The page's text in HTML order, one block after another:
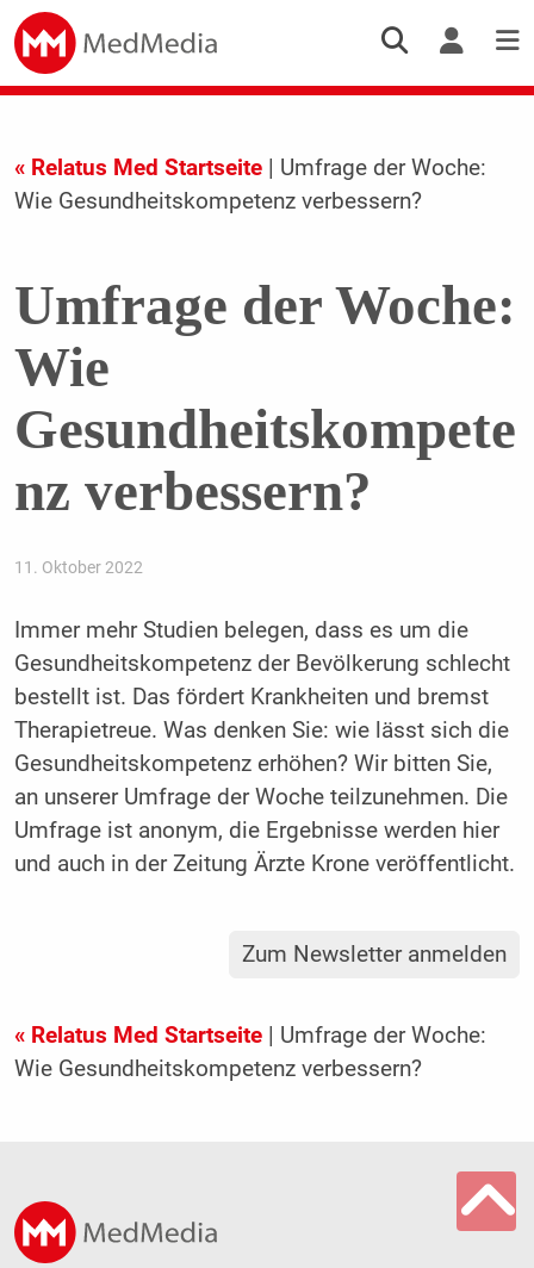
« Relatus Med Startseite| Umfrage der Woche:
Wie Gesundheitskompetenz verbessern?
Umfrage der Woche:
Wie
Gesundheitskompete
nz verbessern?
11. Oktober 2022
Immer mehr Studien belegen, dass es um die
Gesundheitskompetenz der Bevölkerung schlecht
bestellt ist. Das fördert Krankheiten und bremst
Therapietreue. Was denken Sie: wie lässt sich die
Gesundheitskompetenz erhöhen? Wir bitten Sie,
an unserer Umfrage der Woche teilzunehmen. Die
Umfrage ist anonym, die Ergebnisse werden hier
und auch in der Zeitung Ärzte Krone veröffentlicht.
Zum Newsletter anmelden
« Relatus Med Startseite| Umfrage der Woche:
Wie Gesundheitskompetenz verbessern?